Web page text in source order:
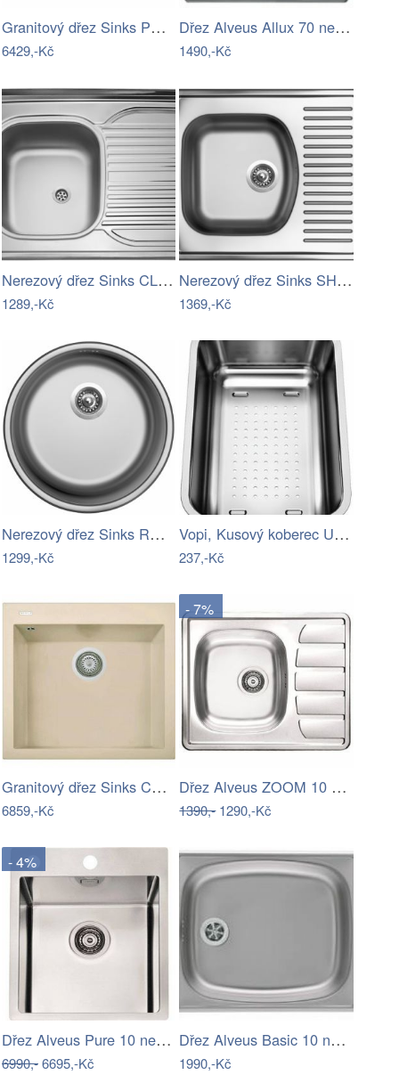
Granitový dřez Sinks PERFECTO 1000.1…
6429,-Kč
Dřez Alveus Allux 70 nerez 1074634
1490,-Kč
Nerezový dřez Sinks CLP-D 800 M 0,5mm…
1289,-Kč
Nerezový dřez Sinks SHORT 580 V 0,5mm…
1369,-Kč
Nerezový dřez Sinks ROUND 450 V 0,6mm…
1299,-Kč
Vopi, Kusový koberec Udinese šedý…
237,-Kč
Granitový dřez Sinks CUBE 560 Sahara
6859,-Kč
- 7%
Dřez Alveus ZOOM 10 satin 1098940
1390,-1290,-Kč
- 4%
Dřez Alveus Pure 10 nerez 1103607
6990,-6695,-Kč
Dřez Alveus Basic 10 nerez 1008992
1990,-Kč